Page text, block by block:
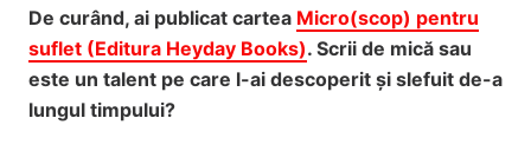
De curând, ai publicat cartea Micro(scop) pentru
suflet (Editura Heyday Books). Scrii de mică sau
este un talent pe care l-ai descoperit și slefuit de-a
lungul timpului?